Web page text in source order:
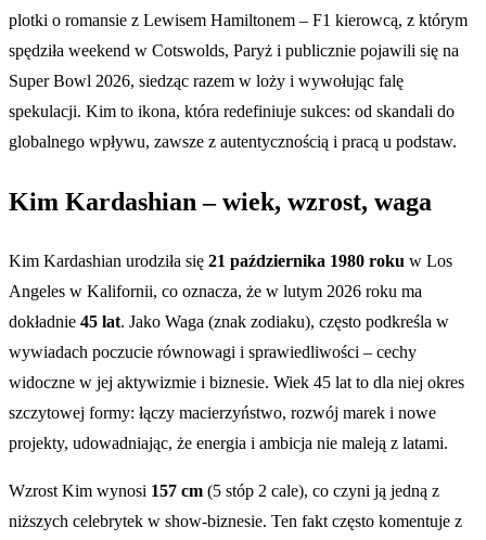
plotki o romansie z Lewisem Hamiltonem – F1 kierowcą, z którym
spędziła weekend w Cotswolds, Paryż i publicznie pojawili się na
Super Bowl 2026, siedząc razem w loży i wywołując falę
spekulacji. Kim to ikona, która redefiniuje sukces: od skandali do
globalnego wpływu, zawsze z autentycznością i pracą u podstaw.
Kim Kardashian – wiek, wzrost, waga
Kim Kardashian urodziła się 21 października 1980 roku w Los
Angeles w Kalifornii, co oznacza, że w lutym 2026 roku ma
dokładnie 45 lat. Jako Waga (znak zodiaku), często podkreśla w
wywiadach poczucie równowagi i sprawiedliwości – cechy
widoczne w jej aktywizmie i biznesie. Wiek 45 lat to dla niej okres
szczytowej formy: łączy macierzyństwo, rozwój marek i nowe
projekty, udowadniając, że energia i ambicja nie maleją z latami.
Wzrost Kim wynosi 157 cm (5 stóp 2 cale), co czyni ją jedną z
niższych celebrytek w show-biznesie. Ten fakt często komentuje z